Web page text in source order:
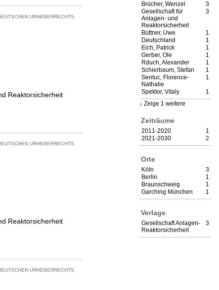
3
Brücher, Wenzel
3
Gesellschaft für
Anlagen- und
Reaktorsicherheit
1
Büttner, Uwe
1
Deutschland
1
Eich, Patrick
1
Gerber, Ole
1
Rduch, Alexander
1
Schierbaum, Stefan
1
Sentuc, Florence-
Nathalie
1
Spektor, Vitaly
Zeige 1 weitere
Zeiträume
1
2011-2020
2
2021-2030
Orte
3
Köln
1
Berlin
1
Braunschweig
1
Garching München
Verlage
3
Gesellschaft Anlagen-
Reaktorsicherheit
URHEBERRECHTS.
Reaktorsicherheit
URHEBERRECHTS.
Reaktorsicherheit
URHEBERRECHTS.